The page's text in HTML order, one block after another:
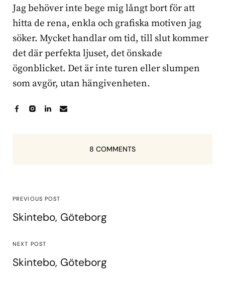
Jag behöver inte bege mig långt bort för att
hitta de rena, enkla och grafiska motiven jag
söker. Mycket handlar om tid, till slut kommer
det där perfekta ljuset, det önskade
ögonblicket. Det är inte turen eller slumpen
som avgör, utan hängivenheten.
8 COMMENTS
PREVIOUS POST
Skintebo, Göteborg
NEXT POST
Skintebo, Göteborg